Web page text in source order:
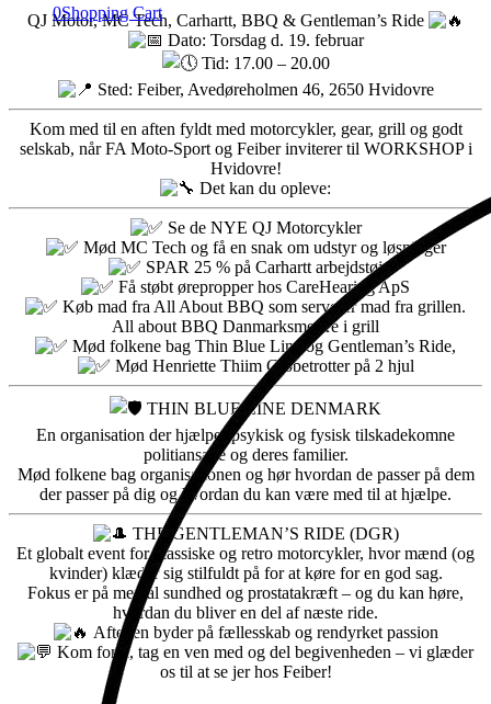
0Shopping Cart
QJ Motor, MC Tech, Carhartt, BBQ & Gentleman’s Ride
Dato: Torsdag d. 19. februar
Tid: 17.00 – 20.00
Sted: Feiber, Avedøreholmen 46, 2650 Hvidovre
Kom med til en aften fyldt med motorcykler, gear, grill og godt
selskab, når FA Moto-Sport og Feiber inviterer til WORKSHOP i
Hvidovre!
Det kan du opleve:
Se de NYE QJ Motorcykler
Mød MC Tech og få en snak om udstyr og løsninger
SPAR 25 % på Carhartt arbejdstøj
Få støbt ørepropper hos CareHearing ApS
Køb mad fra All About BBQ som serverer mad fra grillen.
All about BBQ Danmarksmestre i grill
Mød folkene bag Thin Blue Line og Gentleman’s Ride,
Mød Henriette Thiim Globetrotter på 2 hjul
THIN BLUE LINE DENMARK
En organisation der hjælper psykisk og fysisk tilskadekomne
politiansatte og deres familier.
Mød folkene bag organisationen og hør hvordan de passer på dem
der passer på dig og hvordan du kan være med til at hjælpe.
THE GENTLEMAN’S RIDE (DGR)
Et globalt event for klassiske og retro motorcykler, hvor mænd (og
kvinder) klæder sig stilfuldt på for at køre for en god sag.
Fokus er på mental sundhed og prostatakræft – og du kan høre,
hvordan du bliver en del af næste ride.
Aftenen byder på fællesskab og rendyrket passion
Kom forbi, tag en ven med og del begivenheden – vi glæder
os til at se jer hos Feiber!